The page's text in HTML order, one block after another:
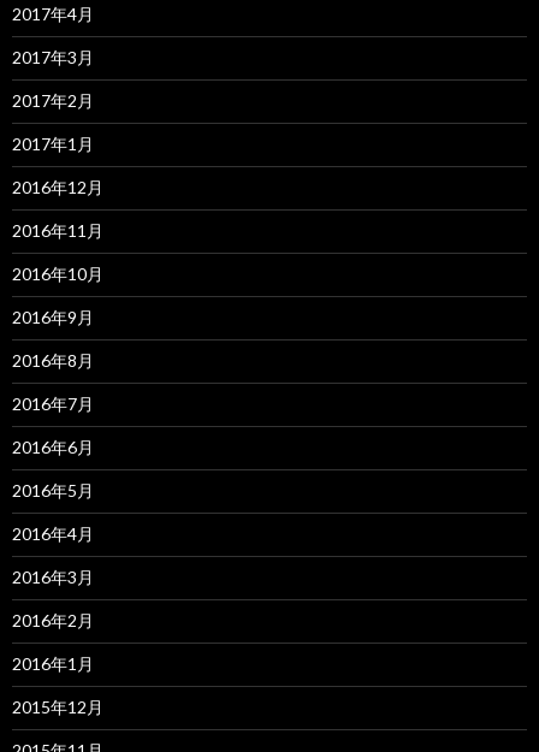
2017年4月
2017年3月
2017年2月
2017年1月
2016年12月
2016年11月
2016年10月
2016年9月
2016年8月
2016年7月
2016年6月
2016年5月
2016年4月
2016年3月
2016年2月
2016年1月
2015年12月